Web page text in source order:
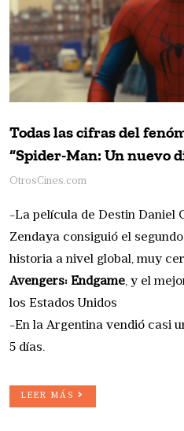
Todas las cifras del
“Spider-Man: Un nuevo
OtrosCines.com
-La película de Destin Daniel
Zendaya consiguió el
historia a nivel global, muy
Avengers: Endgame, y el
los Estados Unidos
-En la Argentina vendió casi
5 días.
LEER MÁS